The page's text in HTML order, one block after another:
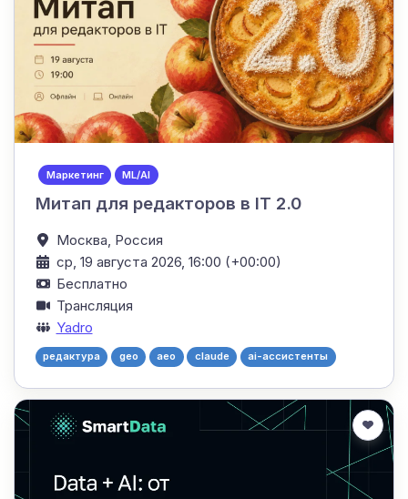
Маркетинг ML/AI
Митап для редакторов в IT 2.0
Москва, Россия
ср, 19 августа 2026, 16:00 (+00:00)
Бесплатно
Трансляция
Yadro
редактура geo aeo claude ai-ассистенты